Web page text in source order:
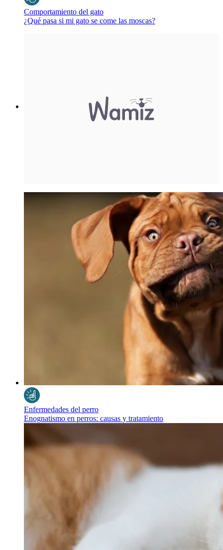
Comportamiento del gato
¿Qué pasa si mi gato se come las moscas?
Enfermedades del perro
Enognatismo en perros: causas y tratamiento